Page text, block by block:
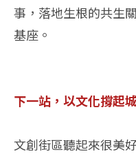
事，落地生根的共生
基座。
下一站，以文化撐起
文創街區聽起來很美